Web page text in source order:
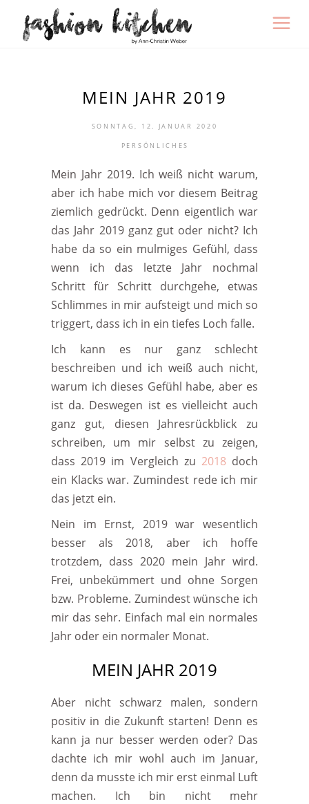
MEIN JAHR 2019
SONNTAG, 12. JANUAR 2020
PERSÖNLICHES
Mein Jahr 2019. Ich weiß nicht warum,
aber ich habe mich vor diesem Beitrag
ziemlich gedrückt. Denn eigentlich war
das Jahr 2019 ganz gut oder nicht? Ich
habe da so ein mulmiges Gefühl, dass
wenn ich das letzte Jahr nochmal
Schritt für Schritt durchgehe, etwas
Schlimmes in mir aufsteigt und mich so
triggert, dass ich in ein tiefes Loch falle.
Ich kann es nur ganz schlecht
beschreiben und ich weiß auch nicht,
warum ich dieses Gefühl habe, aber es
ist da. Deswegen ist es vielleicht auch
ganz gut, diesen Jahresrückblick zu
schreiben, um mir selbst zu zeigen,
dass 2019 im Vergleich zu 2018doch
ein Klacks war. Zumindest rede ich mir
das jetzt ein.
Nein im Ernst, 2019 war wesentlich
besser als 2018, aber ich hoffe
trotzdem, dass 2020 mein Jahr wird.
Frei, unbekümmert und ohne Sorgen
bzw. Probleme. Zumindest wünsche ich
mir das sehr. Einfach mal ein normales
Jahr oder ein normaler Monat.
MEIN JAHR 2019
Aber nicht schwarz malen, sondern
positiv in die Zukunft starten! Denn es
kann ja nur besser werden oder? Das
dachte ich mir wohl auch im Januar,
denn da musste ich mir erst einmal Luft
machen. Ich bin nicht mehr